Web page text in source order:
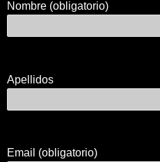
Nombre (obligatorio)
Apellidos
Email (obligatorio)